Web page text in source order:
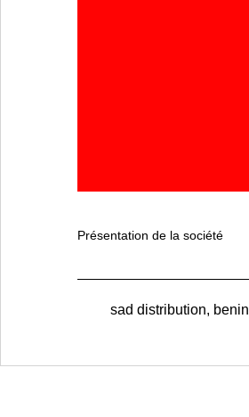
Présentation de la société
sad distribution,